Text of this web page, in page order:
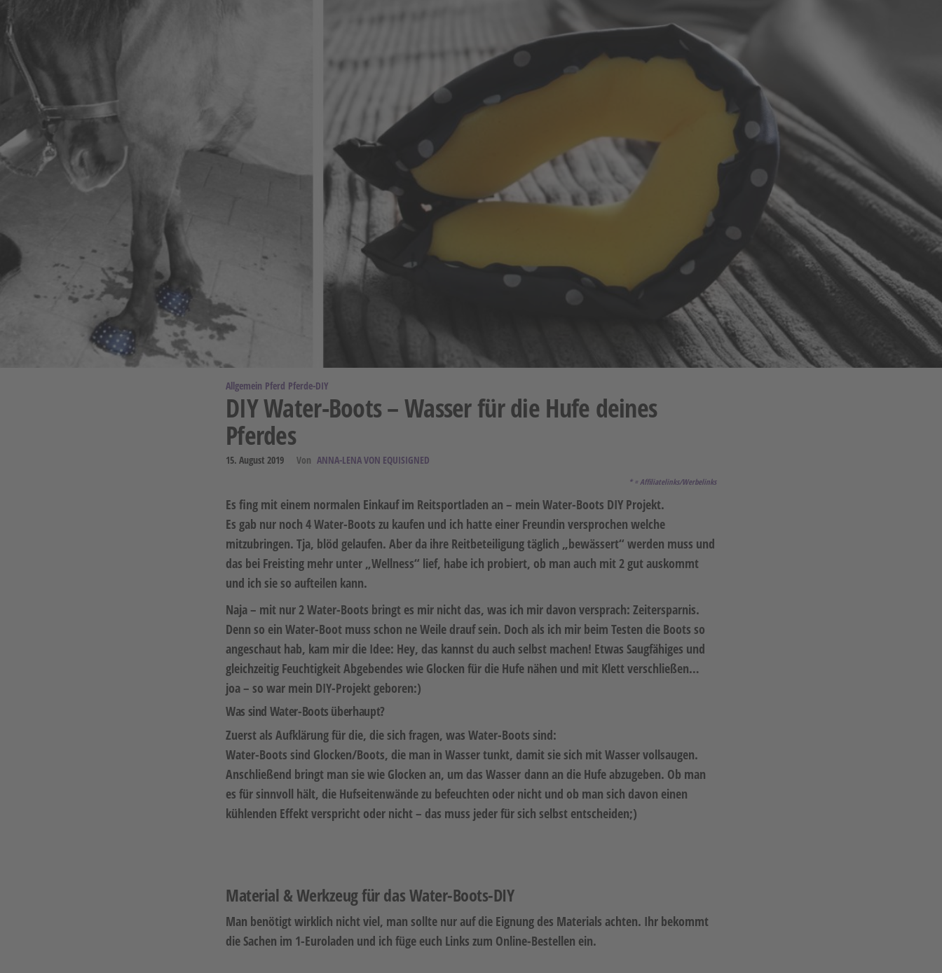
Allgemein Pferd Pferde-DIY
DIY Water-Boots – Wasser für die Hufe deines
Pferdes
15. August 2019 Von ANNA-LENA VON EQUISIGNED
* = Affiliatelinks/Werbelinks
Es fing mit einem normalen Einkauf im Reitsportladen an – mein Water-Boots DIY Projekt.
Es gab nur noch 4 Water-Boots zu kaufen und ich hatte einer Freundin versprochen welche
mitzubringen. Tja, blöd gelaufen. Aber da ihre Reitbeteiligung täglich „bewässert“ werden muss und
das bei Freisting mehr unter „Wellness“ lief, habe ich probiert, ob man auch mit 2 gut auskommt
und ich sie so aufteilen kann.
Naja – mit nur 2 Water-Boots bringt es mir nicht das, was ich mir davon versprach: Zeitersparnis.
Denn so ein Water-Boot muss schon ne Weile drauf sein. Doch als ich mir beim Testen die Boots so
angeschaut hab, kam mir die Idee: Hey, das kannst du auch selbst machen! Etwas Saugfähiges und
gleichzeitig Feuchtigkeit Abgebendes wie Glocken für die Hufe nähen und mit Klett verschließen…
joa – so war mein DIY-Projekt geboren:)
Was sind Water-Boots überhaupt?
Zuerst als Aufklärung für die, die sich fragen, was Water-Boots sind:
Water-Boots sind Glocken/Boots, die man in Wasser tunkt, damit sie sich mit Wasser vollsaugen.
Anschließend bringt man sie wie Glocken an, um das Wasser dann an die Hufe abzugeben. Ob man
es für sinnvoll hält, die Hufseitenwände zu befeuchten oder nicht und ob man sich davon einen
kühlenden Effekt verspricht oder nicht – das muss jeder für sich selbst entscheiden;)
Material & Werkzeug für das Water-Boots-DIY
Man benötigt wirklich nicht viel, man sollte nur auf die Eignung des Materials achten. Ihr bekommt
die Sachen im 1-Euroladen und ich füge euch Links zum Online-Bestellen ein.